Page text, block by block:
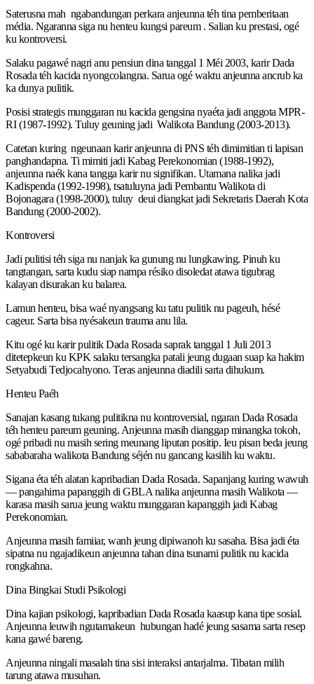
Saterusna mah ngabandungan perkara anjeunna téh tina pemberitaan
média. Ngaranna siga nu henteu kungsi pareum . Salian ku prestasi, ogé
ku kontroversi.
Salaku pagawé nagri anu pensiun dina tanggal 1 Méi 2003, karir Dada
Rosada téh kacida nyongcolangna. Sarua ogé waktu anjeunna ancrub ka
ka dunya pulitik.
Posisi strategis munggaran nu kacida gengsina nyaéta jadi anggota MPR-
RI (1987-1992). Tuluy geuning jadi Walikota Bandung (2003-2013).
Catetan kuring ngeunaan karir anjeunna di PNS téh dimimitian ti lapisan
panghandapna. Ti mimiti jadi Kabag Perekonomian (1988-1992),
anjeunna naék kana tangga karir nu signifikan. Utamana nalika jadi
Kadispenda (1992-1998), tsatuluyna jadi Pembantu Walikota di
Bojonagara (1998-2000), tuluy deui diangkat jadi Sekretaris Daerah Kota
Bandung (2000-2002).
Kontroversi
Jadi pulitisi téh siga nu nanjak ka gunung nu lungkawing. Pinuh ku
tangtangan, sarta kudu siap nampa résiko disoledat atawa tigubrag
kalayan disurakan ku balarea.
Lamun henteu, bisa waé nyangsang ku tatu pulitik nu pageuh, hésé
cageur. Sarta bisa nyésakeun trauma anu lila.
Kitu ogé ku karir pulitik Dada Rosada saprak tanggal 1 Juli 2013
ditetepkeun ku KPK salaku tersangka patali jeung dugaan suap ka hakim
Setyabudi Tedjocahyono. Teras anjeunna diadili sarta dihukum.
Henteu Paéh
Sanajan kasang tukang pulitikna nu kontroversial, ngaran Dada Rosada
téh henteu pareum geuning. Anjeunna masih dianggap minangka tokoh,
ogé pribadi nu masih sering meunang liputan positip. Ieu pisan beda jeung
sababaraha walikota Bandung séjén nu gancang kasilih ku waktu.
Sigana éta téh alatan kapribadian Dada Rosada. Sapanjang kuring wawuh
— pangahirna papanggih di GBLA nalika anjeunna masih Walikota —
karasa masih sarua jeung waktu munggaran kapanggih jadi Kabag
Perekonomian.
Anjeunna masih famiiar, wanh jeung dipiwanoh ku sasaha. Bisa jadi éta
sipatna nu ngajadikeun anjeunna tahan dina tsunami pulitik nu kacida
rongkahna.
Dina Bingkai Studi Psikologi
Dina kajian psikologi, kapribadian Dada Rosada kaasup kana tipe sosial.
Anjeunna leuwih ngutamakeun hubungan hadé jeung sasama sarta resep
kana gawé bareng.
Anjeunna ningali masalah tina sisi interaksi antarjalma. Tibatan milih
tarung atawa musuhan.